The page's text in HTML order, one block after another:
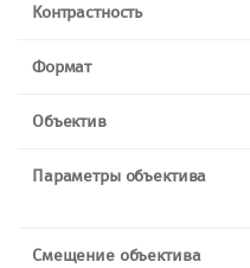
Контрастность
Формат
Объектив
Параметры объектива
Смещение объектива